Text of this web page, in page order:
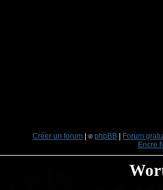
Créer un forum © phpBB
Forum
Encre